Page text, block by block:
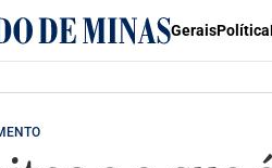
GeraisPolítica